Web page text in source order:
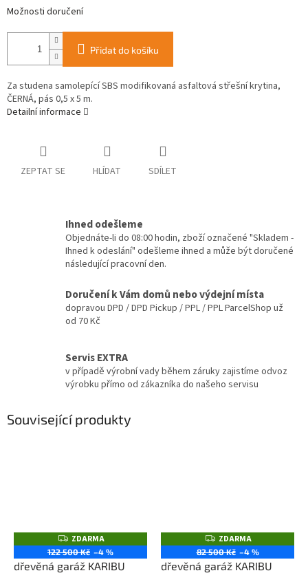
Možnosti doručení
Přidat do košíku
Za studena samolepící SBS modifikovaná asfaltová střešní krytina,
ČERNÁ, pás 0,5 x 5 m.
Detailní informace
ZEPTAT SE HLÍDAT SDÍLET
Ihned odešleme
Objednáte-li do 08:00 hodin, zboží označené "Skladem -
Ihned k odeslání" odešleme ihned a může být doručené
následující pracovní den.
Doručení k Vám domů nebo výdejní místa
dopravou DPD / DPD Pickup / PPL / PPL ParcelShop už
od 70 Kč
Servis EXTRA
v případě výrobní vady během záruky zajistíme odvoz
výrobku přímo od zákazníka do našeho servisu
Související produkty
Z
D
A
R
ZDARMA
122 500 Kč –4 %
dřevěná garáž KARIBU
Z
D
A
R
ZDARMA
82 500 Kč –4 %
dřevěná garáž KARIBU